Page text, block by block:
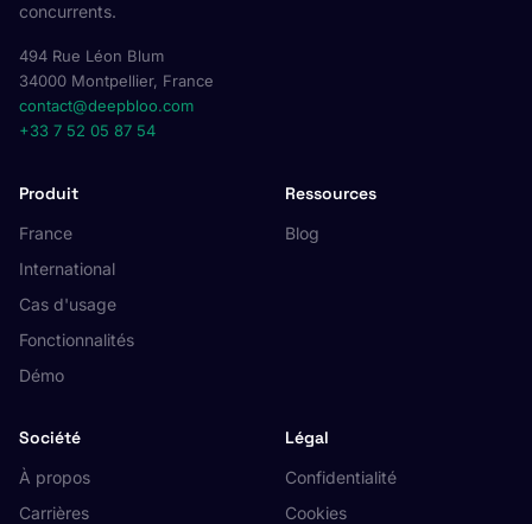
concurrents.
494 Rue Léon Blum
34000 Montpellier, France
contact@deepbloo.com
+33 7 52 05 87 54
Produit
France
International
Cas d'usage
Fonctionnalités
Démo
Ressources
Blog
Société
À propos
Carrières
Légal
Confidentialité
Cookies